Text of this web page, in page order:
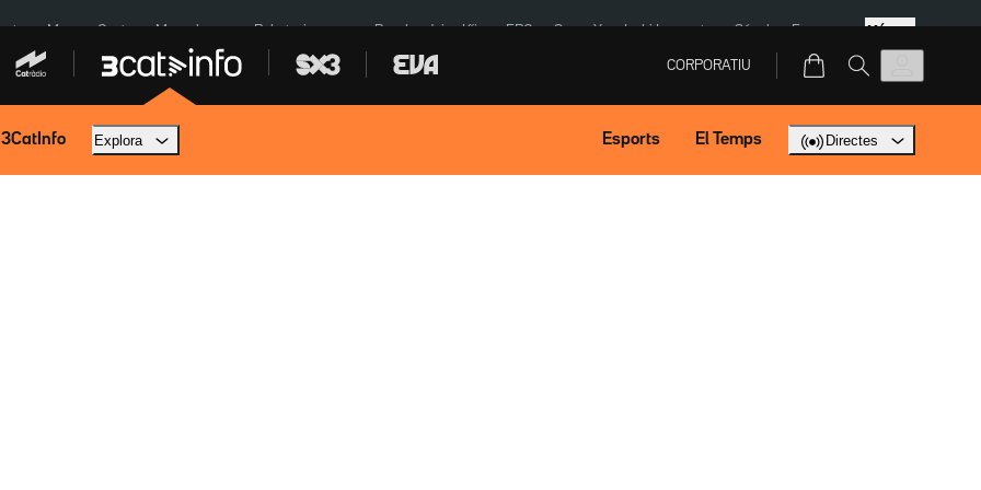
Menors Ceuta Mercabarna Robatoris coure Bombardejos Kíiv ERC SpaceX Isaki Lacuesta Sánchez Europa Més
CORPORATIU
3CatInfo Explora Esports El Temps Directes